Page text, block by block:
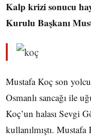
Kalp krizi sonucu
Kurulu Başkanı
Mustafa Koç son
Osmanlı sancağı ile
Koç’un halası Sevgi
kullanılmıştı.